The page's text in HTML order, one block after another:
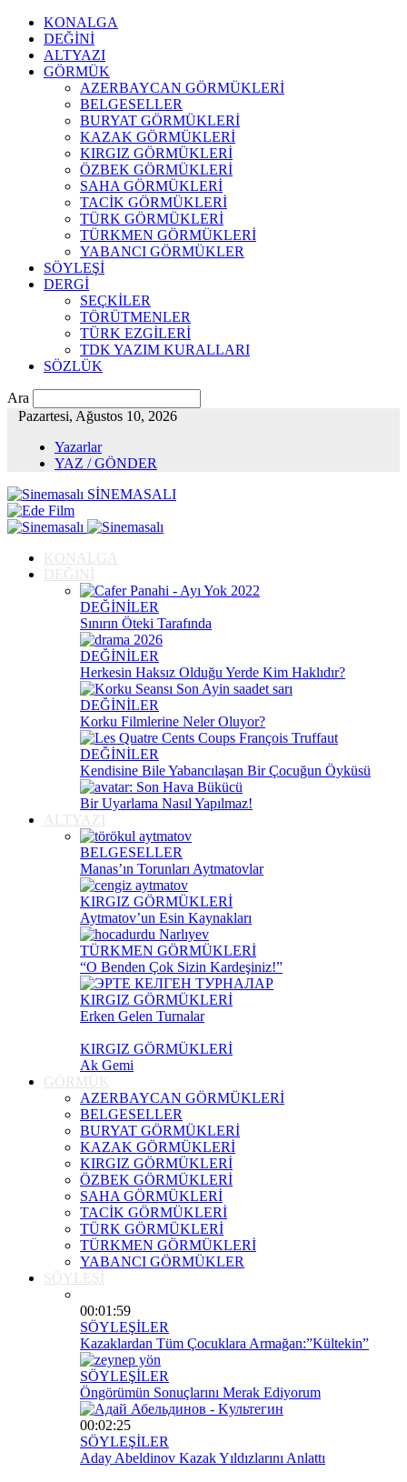
KONALGA
DEĞİNİ
ALTYAZI
GÖRMÜK
AZERBAYCAN GÖRMÜKLERİ
BELGESELLER
BURYAT GÖRMÜKLERİ
KAZAK GÖRMÜKLERİ
KIRGIZ GÖRMÜKLERİ
ÖZBEK GÖRMÜKLERİ
SAHA GÖRMÜKLERİ
TACİK GÖRMÜKLERİ
TÜRK GÖRMÜKLERİ
TÜRKMEN GÖRMÜKLERİ
YABANCI GÖRMÜKLER
SÖYLEŞİ
DERGİ
SEÇKİLER
TÖRÜTMENLER
TÜRK EZGİLERİ
TDK YAZIM KURALLARI
SÖZLÜK
Ara
Pazartesi, Ağustos 10, 2026
Yazarlar
YAZ / GÖNDER
SİNEMASALI
KONALGA
DEĞİNİ
DEĞİNİLER
Sınırın Öteki Tarafında
DEĞİNİLER
Herkesin Haksız Olduğu Yerde Kim Haklıdır?
DEĞİNİLER
Korku Filmlerine Neler Oluyor?
DEĞİNİLER
Kendisine Bile Yabancılaşan Bir Çocuğun Öyküsü
Bir Uyarlama Nasıl Yapılmaz!
ALTYAZI
BELGESELLER
Manas’ın Torunları Aytmatovlar
KIRGIZ GÖRMÜKLERİ
Aytmatov’un Esin Kaynakları
TÜRKMEN GÖRMÜKLERİ
“O Benden Çok Sizin Kardeşiniz!”
KIRGIZ GÖRMÜKLERİ
Erken Gelen Turnalar
KIRGIZ GÖRMÜKLERİ
Ak Gemi
GÖRMÜK
AZERBAYCAN GÖRMÜKLERİ
BELGESELLER
BURYAT GÖRMÜKLERİ
KAZAK GÖRMÜKLERİ
KIRGIZ GÖRMÜKLERİ
ÖZBEK GÖRMÜKLERİ
SAHA GÖRMÜKLERİ
TACİK GÖRMÜKLERİ
TÜRK GÖRMÜKLERİ
TÜRKMEN GÖRMÜKLERİ
YABANCI GÖRMÜKLER
SÖYLEŞİ
00:01:59
SÖYLEŞİLER
Kazaklardan Tüm Çocuklara Armağan:”Kültekin”
SÖYLEŞİLER
Öngörümün Sonuçlarını Merak Ediyorum
00:02:25
SÖYLEŞİLER
Aday Abeldinov Kazak Yıldızlarını Anlattı